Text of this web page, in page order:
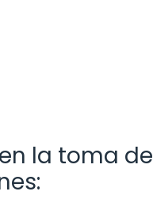
la toma de